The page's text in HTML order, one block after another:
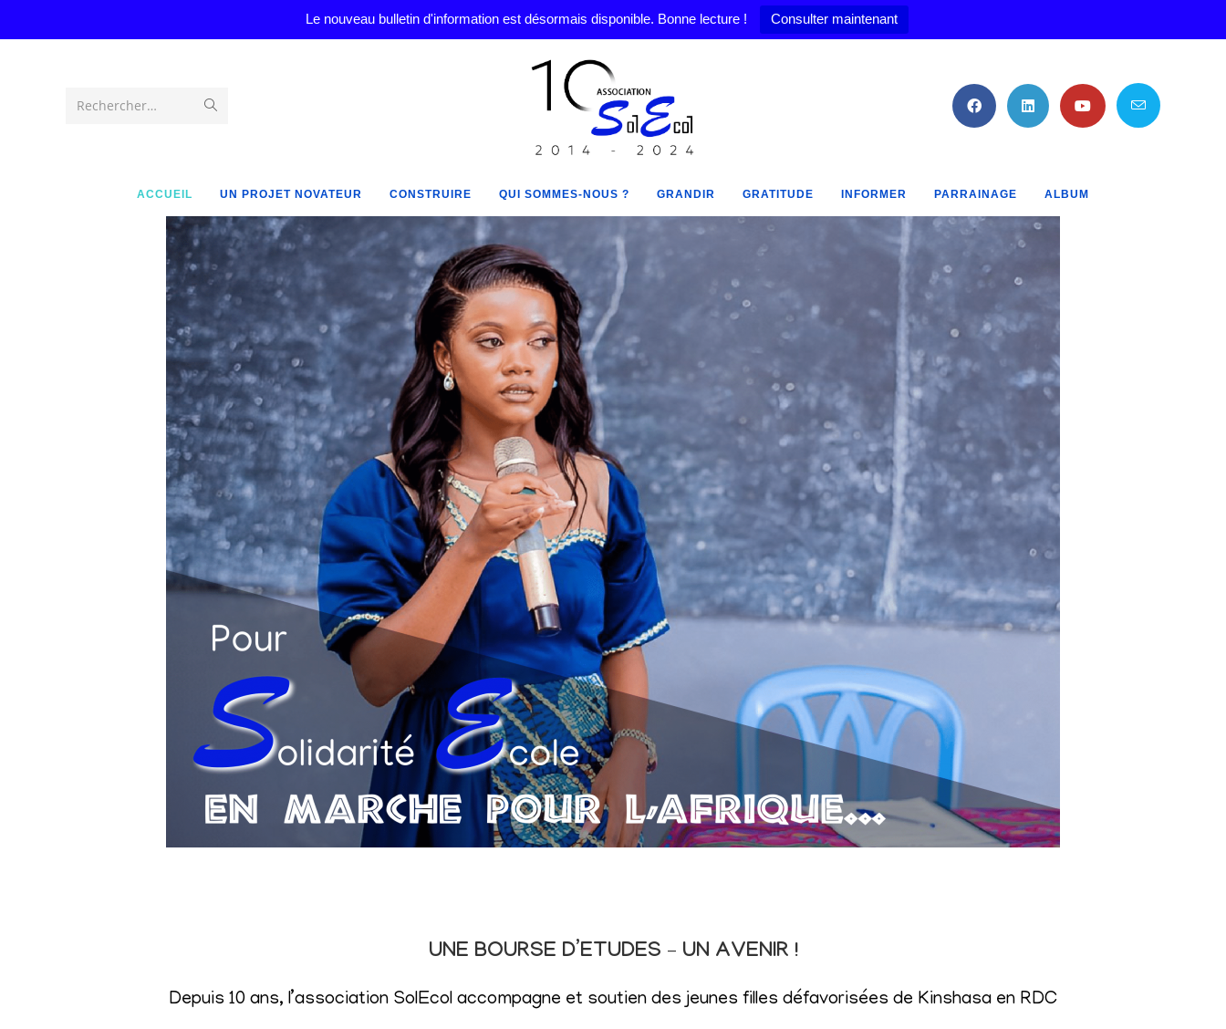
Le nouveau bulletin d'information est désormais disponible. Bonne lecture ! Consulter maintenant
Rechercher…
ACCUEIL UN PROJET NOVATEUR CONSTRUIRE QUI SOMMES-NOUS ? GRANDIR GRATITUDE INFORMER PARRAINAGE ALBUM
UNE BOURSE D’ETUDES – UN AVENIR !
Depuis 10 ans, l’association SolEcol accompagne et soutien des jeunes filles défavorisées de Kinshasa en RDC